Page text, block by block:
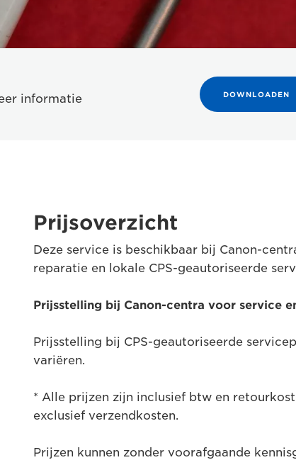
informatie DOWNLOADEN
Prijsoverzicht
Deze service is beschikbaar bij Canon-
reparatie en lokale CPS-geautoriseerde
Prijsstelling bij Canon-centra voor service
Prijsstelling bij CPS-geautoriseerde
variëren.
* Alle prijzen zijn inclusief btw en
exclusief verzendkosten.
Prijzen kunnen zonder voorafgaande